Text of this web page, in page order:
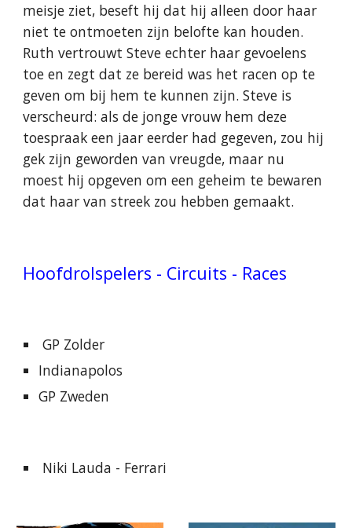
meisje ziet, beseft hij dat hij alleen door haar
niet te ontmoeten zijn belofte kan houden.
Ruth vertrouwt Steve echter haar gevoelens
toe en zegt dat ze bereid was het racen op te
geven om bij hem te kunnen zijn. Steve is
verscheurd: als de jonge vrouw hem deze
toespraak een jaar eerder had gegeven, zou hij
gek zijn geworden van vreugde, maar nu
moest hij opgeven om een geheim te bewaren
dat haar van streek zou hebben gemaakt.
Hoofdrolspelers - Circuits - Races
GP Zolder
Indianapolos
GP Zweden
Niki Lauda - Ferrari